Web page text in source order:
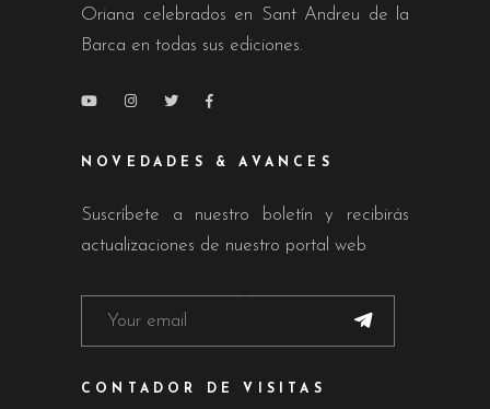
Oriana celebrados en Sant Andreu de la
Barca en todas sus ediciones.
NOVEDADES & AVANCES
Suscríbete a nuestro boletín y recibirás
actualizaciones de nuestro portal web
CONTADOR DE VISITAS